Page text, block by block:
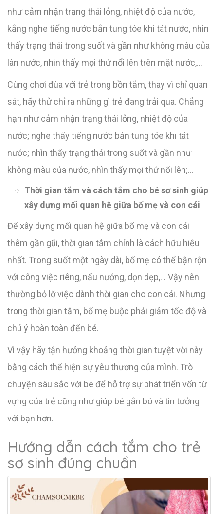
như cảm nhận trạng thái lỏng, nhiệt độ của nước,
kắng nghe tiếng nước bắn tung tóe khi tát nước, nhìn
thấy trạng thái trong suốt và gần như không màu của
làn nước, nhìn thấy mọi thứ nổi lên trên mặt nước,…
Cùng chơi đùa với trẻ trong bồn tắm, thay vì chỉ quan
sát, hãy thử chỉ ra những gì trẻ đang trải qua. Chẳng
hạn như cảm nhận trạng thái lỏng, nhiệt độ của
nước; nghe thấy tiếng nước bắn tung tóe khi tát
nước; nhìn thấy trạng thái trong suốt và gần như
không màu của nước, nhìn thấy mọi thứ nổi lên;…
Thời gian tắm và cách tắm cho bé sơ sinh giúp
xây dựng mối quan hệ giữa bố mẹ và con cái
Để xây dựng mối quan hệ giữa bố mẹ và con cái
thêm gần gũi, thời gian tắm chính là cách hữu hiệu
nhất. Trong suốt một ngày dài, bố mẹ có thể bận rộn
với công việc riêng, nấu nướng, dọn dẹp,… Vậy nên
thường bỏ lỡ việc dành thời gian cho con cái. Nhưng
trong thời gian tắm, bố mẹ buộc phải giảm tốc độ và
chú ý hoàn toàn đến bé.
Vì vậy hãy tận hưởng khoảng thời gian tuyệt vời này
bằng cách thể hiện sự yêu thương của mình. Trò
chuyện sâu sắc với bé để hỗ trợ sự phát triển vốn từ
vựng của trẻ cũng như giúp bé gắn bó và tin tưởng
với bạn hơn.
Hướng dẫn cách tắm cho trẻ
sơ sinh đúng chuẩn